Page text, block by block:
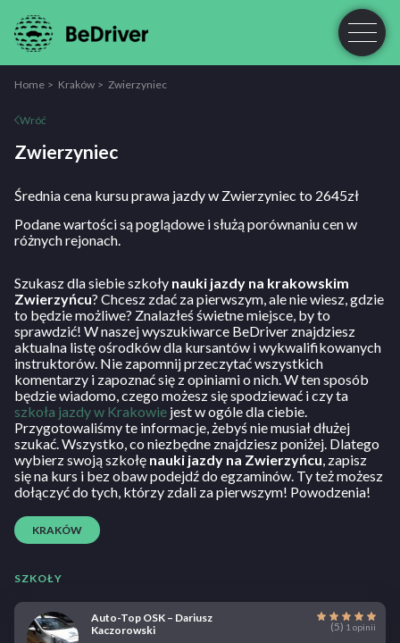
Home Kraków Zwierzyniec
Wróć
Zwierzyniec
Średnia cena kursu prawa jazdy w Zwierzyniec to 2645zł
Podane wartości są poglądowe i służą porównaniu cen w
różnych rejonach.
Szukasz dla siebie szkoły nauki jazdy na krakowskim
Zwierzyńcu? Chcesz zdać za pierwszym, ale nie wiesz, gdzie
to będzie możliwe? Znalazłeś świetne miejsce, by to
sprawdzić! W naszej wyszukiwarce BeDriver znajdziesz
aktualna listę ośrodków dla kursantów i wykwalifikowanych
instruktorów. Nie zapomnij przeczytać wszystkich
komentarzy i zapoznać się z opiniami o nich. W ten sposób
będzie wiadomo, czego możesz się spodziewać i czy ta
szkoła jazdy w Krakowie jest w ogóle dla ciebie.
Przygotowaliśmy te informacje, żebyś nie musiał dłużej
szukać. Wszystko, co niezbędne znajdziesz poniżej. Dlatego
wybierz swoją szkołę nauki jazdy na Zwierzyńcu , zapisz
się na kurs i bez obaw podejdź do egzaminów. Ty też możesz
dołączyć do tych, którzy zdali za pierwszym! Powodzenia!
KRAKÓW
SZKOŁY
Auto-Top OSK – Dariusz
Kaczorowski
(5) 1 opinii